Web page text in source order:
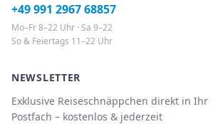
+49 991 2967 68857
Mo–Fr 8–22 Uhr · Sa 9–22
So & Feiertags 11–22 Uhr
NEWSLETTER
Exklusive Reiseschnäppchen direkt in Ihr
Postfach – kostenlos & jederzeit